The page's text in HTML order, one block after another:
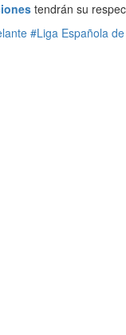
tendrán su
#Liga Española